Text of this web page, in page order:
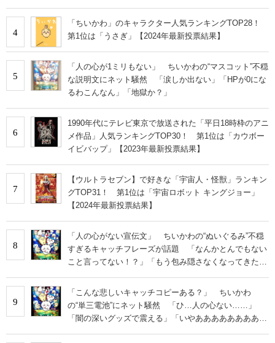
4
「ちいかわ」のキャラクター人気ランキングTOP28！
第1位は「うさぎ」【2024年最新投票結果】
5
「人の心が1ミリもない」 ちいかわの“マスコット”不穏
な説明文にネット騒然 「涙しか出ない」「HPが0にな
るわこんなん」「地獄か？」
6
1990年代にテレビ東京で放送された「平日18時枠のアニ
メ作品」人気ランキングTOP30！ 第1位は「カウボー
イビバップ」【2023年最新投票結果】
7
【ウルトラセブン】で好きな「宇宙人・怪獣」ランキン
グTOP31！ 第1位は「宇宙ロボット キングジョー」
【2024年最新投票結果】
8
「人の心がない宣伝文」 ちいかわの“ぬいぐるみ”不穏
すぎるキャッチフレーズが話題 「なんかとんでもない
こと言ってない！？」「もう包み隠さなくなってきた
9
「こんな悲しいキャッチコピーある？」 ちいかわ
の“単三電池”にネット騒然 「ひ…人の心ない……」
「闇の深いグッズで震える」「いやあああああああああ